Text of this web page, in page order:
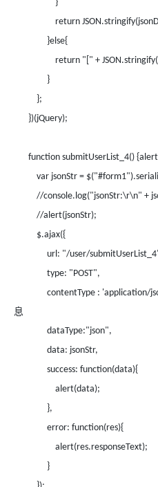
}
return
}else{
return "[" +
}
};
})(jQuery);
function submitUserList_4()
var jsonStr =
//console.log("jsonStr:\r\n" +
//alert(jsonStr);
$.ajax({
url: "/user/
type: "POST",
contentType : 'application/
息
dataType:"json",
data: jsonStr,
success: function(data){
alert(data);
},
error: function(res){
alert(res.responseText);
}